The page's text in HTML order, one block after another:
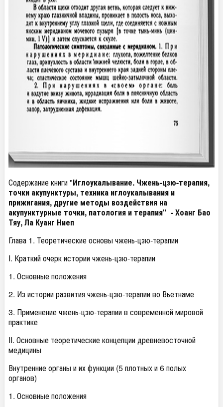
Содержание книги "Иглоукалывание. Чжень-цзю-терапия,
точки акупунктуры, техника иглоукалывания и
прижигания, другие методы воздействия на
акупунктурные точки, патология и терапия" - Хоанг Бао
Тяу, Ла Куанг Ниеп
Глава 1. Теоретические основы чжень-цзю-терапии
I. Краткий очерк истории чжень-цзю-терапии
1. Основные положения
2. Из истории развития чжень-цзю-терапии во Вьетнаме
3. Применение чжень-цзю-терапии в современной мировой
практике
II. Основные теоретические концепции древневосточной
медицины
Внутренние органы и их функции (5 плотных и 6 полых
органов)
1. Основные положения